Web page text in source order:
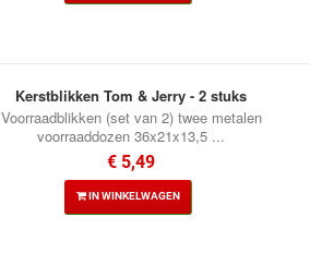
Kerstblikken Tom & Jerry - 2 stuks
Voorraadblikken (set van 2) twee metalen
voorraaddozen 36x21x13,5 ...
€ 5,49
IN WINKELWAGEN